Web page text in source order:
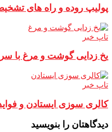
پولیپ روده و راه های
تاپ خبر
یخ زدایی گوشت و مرغ با
تاپ خبر
کالری سوزی ایستادن و
دیدگاهتان را بنویسید